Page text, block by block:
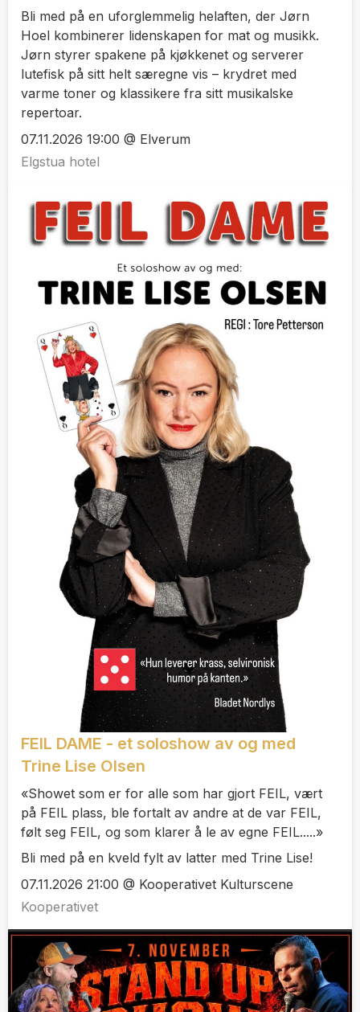
Bli med på en uforglemmelig helaften, der Jørn
Hoel kombinerer lidenskapen for mat og musikk.
Jørn styrer spakene på kjøkkenet og serverer
lutefisk på sitt helt særegne vis – krydret med
varme toner og klassikere fra sitt musikalske
repertoar.
07.11.2026 19:00 @ Elverum
Elgstua hotel
FEIL DAME - et soloshow av og med
Trine Lise Olsen
«Showet som er for alle som har gjort FEIL, vært
på FEIL plass, ble fortalt av andre at de var FEIL,
følt seg FEIL, og som klarer å le av egne FEIL.....»
Bli med på en kveld fylt av latter med Trine Lise!
07.11.2026 21:00 @ Kooperativet Kulturscene
Kooperativet